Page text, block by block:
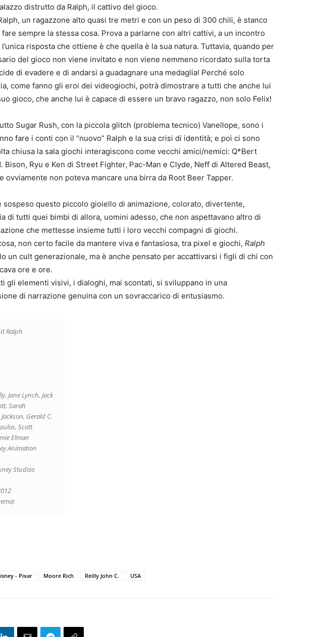
distrutto da Ralph, il cattivo del gioco.
un ragazzone alto quasi tre metri e con un peso di 300 chili, è stanco
sempre la stessa cosa. Prova a parlarne con altri cattivi, a un incontro
risposta che ottiene è che quella è la sua natura. Tuttavia, quando per
del gioco non viene invitato e non viene nemmeno ricordato sulla torta
di evadere e di andarsi a guadagnare una medaglia! Perché solo
come fanno gli eroi dei videogiochi, potrà dimostrare a tutti che anche lui
gioco, che anche lui è capace di essere un bravo ragazzo, non solo Felix!
Sugar Rush, con la piccola glitch (problema tecnico) Vanellope, sono i
fare i conti con il “nuovo” Ralph e la sua crisi di identità; e poi ci sono
chiusa la sala giochi interagiscono come vecchi amici/nemici: Q*Bert
Bison, Ryu e Ken di Street Fighter, Pac-Man e Clyde, Neff di Altered Beast,
ovviamente non poteva mancare una birra da Root Beer Tapper.
sospeso questo piccolo gioiello di animazione, colorato, divertente,
di tutti quei bimbi di allora, uomini adesso, che non aspettavano altro di
che mettesse insieme tutti i loro vecchi compagni di giochi.
non certo facile da mantere viva e fantasiosa, tra pixel e giochi, Ralph
un cult generazionale, ma è anche pensato per accattivarsi i figli di chi con
ore e ore.
gli elementi visivi, i dialoghi, mai scontati, si sviluppano in una
di narrazione genuina con un sovraccarico di entusiasmo.
Ralph
Jane Lynch, Jack
Sarah
Gerald C.
Scott
Elman
Animation
Studios
- Pixar Moore Rich Reilly John C. USA